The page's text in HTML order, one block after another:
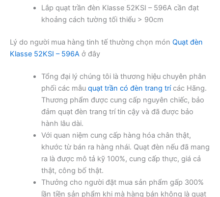
Lắp quạt trần đèn Klasse 52KSI – 596A cần đạt
khoảng cách tường tối thiểu > 90cm
Lý do người mua hàng tinh tế thường chọn món Quạt đèn
Klasse 52KSI – 596A ở đây
Tổng đại lý chúng tôi là thương hiệu chuyên phân
phối các mẫu quạt trần có đèn trang trícác Hãng.
Thương phẩm được cung cấp nguyên chiếc, bảo
đảm quạt đèn trang trí tin cậy và đã được bảo
hành lâu dài.
Với quan niệm cung cấp hàng hóa chân thật,
khước từ bán ra hàng nhái. Quạt đèn nếu đã mang
ra là được mô tả kỹ 100%, cung cấp thực, giá cả
thật, công bố thật.
Thưởng cho người đặt mua sản phẩm gấp 300%
lần tiền sản phẩm khi mà hàng bán không là quạt